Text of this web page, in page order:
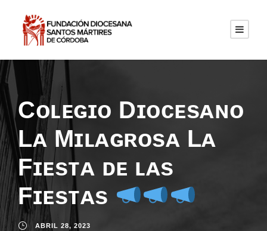
Cᴏʟᴇɢɪᴏ Dɪᴏᴄᴇsᴀɴᴏ
Lᴀ Mɪʟᴀɢʀᴏsᴀ Lᴀ
Fɪᴇsᴛᴀ ᴅᴇ ʟᴀs
Fɪᴇsᴛᴀs
ABRIL 28, 2023